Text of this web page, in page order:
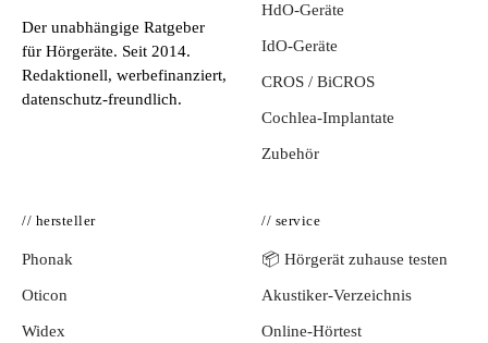
Der unabhängige Ratgeber
für Hörgeräte. Seit 2014.
Redaktionell, werbefinanziert,
datenschutz-freundlich.
HdO-Geräte
IdO-Geräte
CROS / BiCROS
Cochlea-Implantate
Zubehör
// hersteller
Phonak
Oticon
Widex
// service
📦 Hörgerät zuhause testen
Akustiker-Verzeichnis
Online-Hörtest